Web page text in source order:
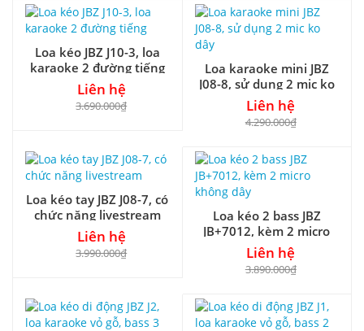
Loa kéo JBZ J10-3, loa
karaoke 2 đường tiếng
Liên hệ
3.690.000₫
Loa karaoke mini JBZ
J08-8, sử dụng 2 mic ko
dây
Liên hệ
4.290.000₫
Loa kéo tay JBZ J08-7, có
chức năng livestream
Liên hệ
3.990.000₫
Loa kéo 2 bass JBZ
JB+7012, kèm 2 micro
không dây
Liên hệ
3.890.000₫